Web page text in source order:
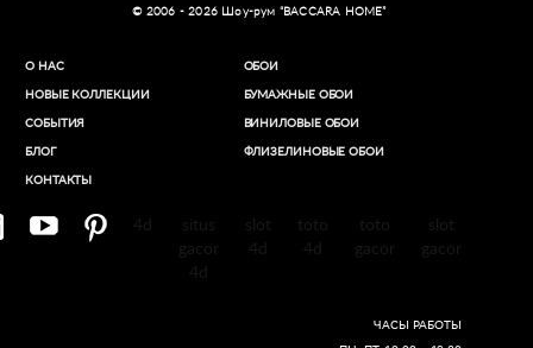
© 2006 - 2026 Шоу-рум “BACCARA HOME”
О НАС
НОВЫЕ КОЛЛЕКЦИИ
СОБЫТИЯ
БЛОГ
КОНТАКТЫ
ОБОИ
БУМАЖНЫЕ ОБОИ
ВИНИЛОВЫЕ ОБОИ​
ФЛИЗЕЛИНОВЫЕ ОБОИ
ЧАСЫ РАБОТЫ